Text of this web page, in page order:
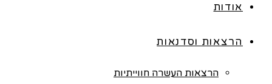
אודות
הרצאות וסדנאות
הרצאות העשרה חווייתיות